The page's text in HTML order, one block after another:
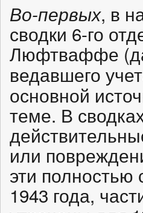
Во-первых, в
сводки 6-го
Люфтваффе
ведавшего
основной
теме. В
или
эти полностью
1943 года,